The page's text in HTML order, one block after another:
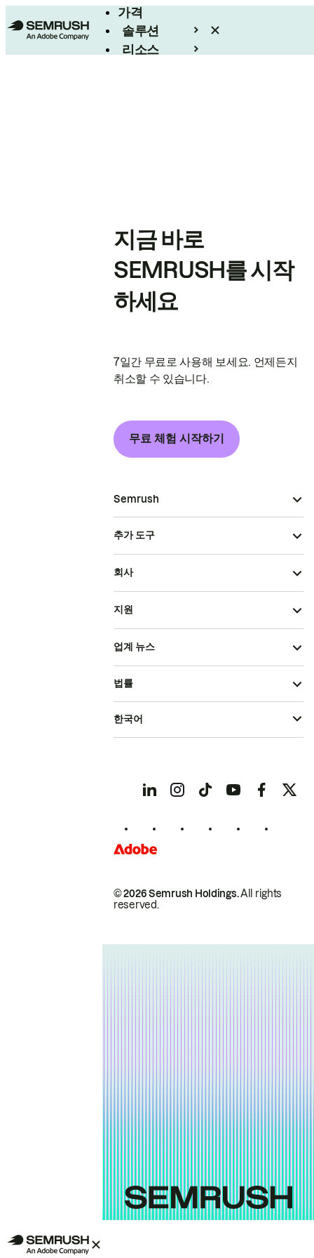
가격
솔루션
리소스
지금 바로
SEMRUSH를 시작
하세요
7일간 무료로 사용해 보세요. 언제든지
취소할 수 있습니다.
무료 체험 시작하기
Semrush
추가 도구
회사
지원
업계 뉴스
© 2026 Semrush Holdings.All rights
reserved.
법률
한국어